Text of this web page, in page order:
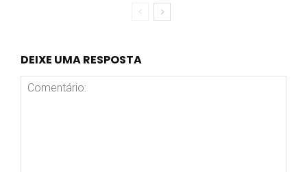
DEIXE UMA RESPOSTA